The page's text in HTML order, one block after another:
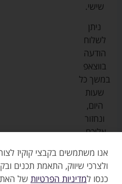
וצעצועים
בטיחות
שישי.
ניתן
לשלוח
הודעה
בווצאפ
במשך כל
שעות
היום,
ונחזור
אליכם.
אנו משתמשים בקבצי קוקיז
ולצרכי שיווק, התאמת תכנים
כנסו למדיניות הפרטיות של